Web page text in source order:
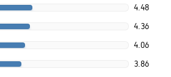
4.48
4.36
4.06
3.86